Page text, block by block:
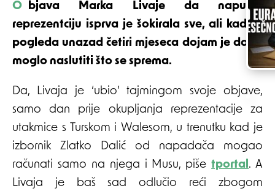
Objava Marka Livaje da napušta
reprezentciju isprva je šokirala sve, ali kad se
pogleda unazad četiri mjeseca dojam je da se
moglo naslutiti što se sprema.
Da, Livaja je ‘ubio’ tajmingom svoje objave,
samo dan prije okupljanja reprezentacije za
utakmice s Turskom i Walesom, u trenutku kad je
izbornik Zlatko Dalić od napadača mogao
računati samo na njega i Musu, pišetportal. A
Livaja je baš sad odlučio reći zbogom